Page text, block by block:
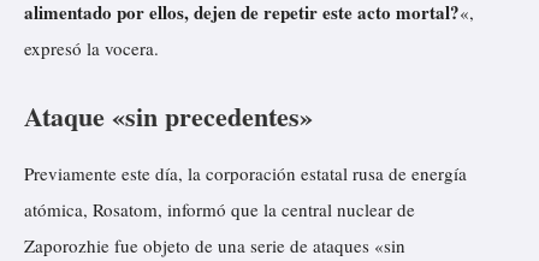
alimentado por ellos, dejen de repetir este acto mortal?«,
expresó la vocera.
Ataque «sin precedentes»
Previamente este día, la corporación estatal rusa de energía
atómica, Rosatom, informó que la central nuclear de
Zaporozhie fue objeto de una serie de ataques «sin